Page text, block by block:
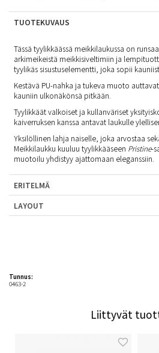
TUOTEKUVAUS
Tässä tyylikkäässä meikkilaukussa on
arkimeikeistä meikkisiveltimiin ja
tyylikäs sisustuselementti, joka sopii
Kestävä PU-nahka ja tukeva muoto
kauniin ulkonäkönsä pitkään.
Tyylikkäät valkoiset ja kullanväriset
kaiverruksen kanssa antavat laukulle
Yksilöllinen lahja naiselle, joka arvostaa
Meikkilaukku kuuluu tyylikkääseen Pristine-
muotoilu yhdistyy ajattomaan eleganssiin.
ERITELMÄ
LAYOUT
Tunnus:
0463-2
Liittyvät